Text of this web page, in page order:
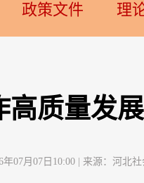
政策文件 理
高质量发
年07月07日10:00 | 来源： 河北